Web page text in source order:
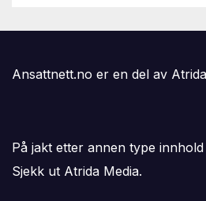
Ansattnett.no er en del av
På jakt etter annen type
Sjekk ut Atrida Media.